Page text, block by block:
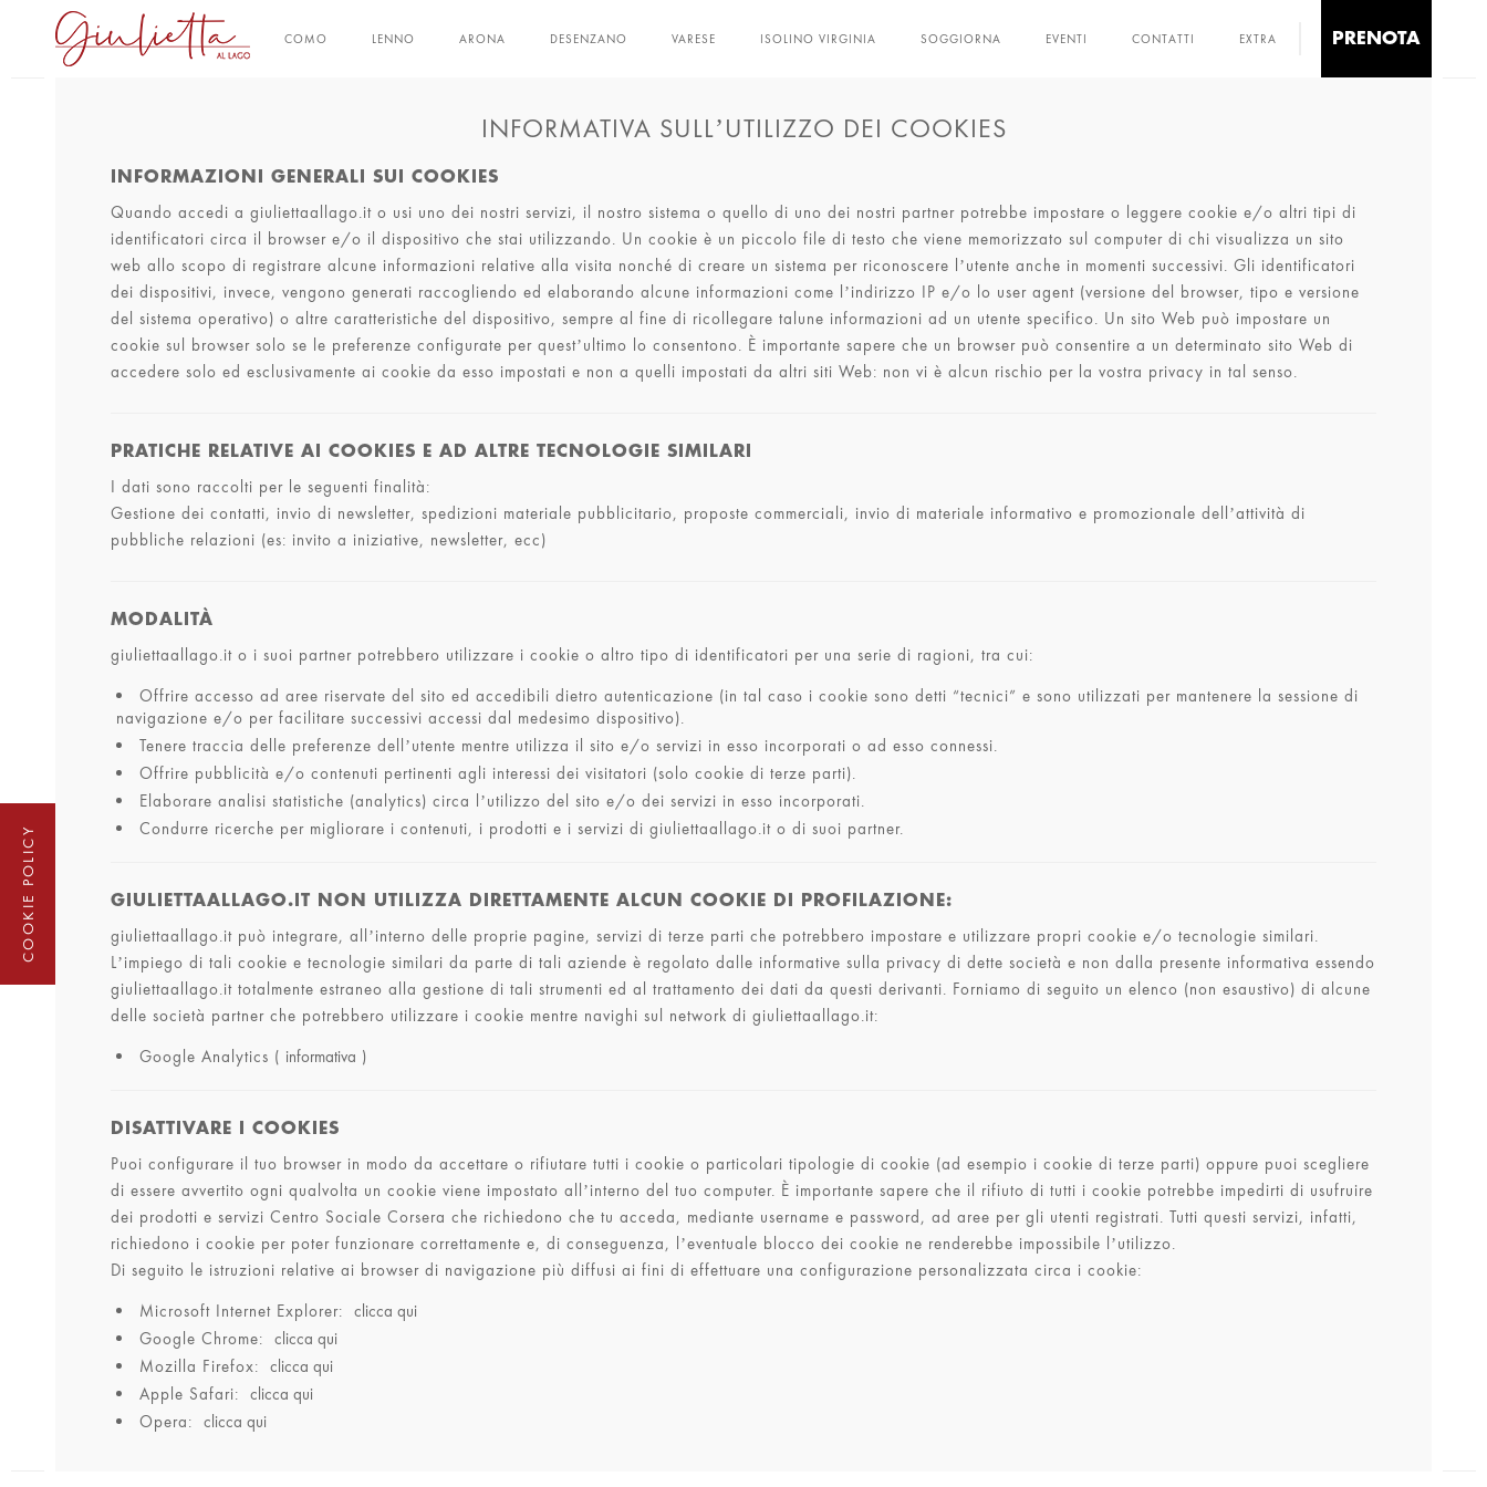
PRENOTA
COMO LENNO ARONA DESENZANO VARESE ISOLINO VIRGINIA SOGGIORNA EVENTI CONTATTI EXTRA
COOKIE POLICY
INFORMATIVA SULL’UTILIZZO DEI COOKIES
INFORMAZIONI GENERALI SUI COOKIES
Quando accedi a giuliettaallago.it o usi uno dei nostri servizi, il nostro sistema o quello di uno dei nostri partner potrebbe impostare o leggere cookie e/o altri tipi di
identificatori circa il browser e/o il dispositivo che stai utilizzando. Un cookie è un piccolo file di testo che viene memorizzato sul computer di chi visualizza un sito
web allo scopo di registrare alcune informazioni relative alla visita nonché di creare un sistema per riconoscere l’utente anche in momenti successivi. Gli identificatori
dei dispositivi, invece, vengono generati raccogliendo ed elaborando alcune informazioni come l’indirizzo IP e/o lo user agent (versione del browser, tipo e versione
del sistema operativo) o altre caratteristiche del dispositivo, sempre al fine di ricollegare talune informazioni ad un utente specifico. Un sito Web può impostare un
cookie sul browser solo se le preferenze configurate per quest’ultimo lo consentono. È importante sapere che un browser può consentire a un determinato sito Web di
accedere solo ed esclusivamente ai cookie da esso impostati e non a quelli impostati da altri siti Web: non vi è alcun rischio per la vostra privacy in tal senso.
PRATICHE RELATIVE AI COOKIES E AD ALTRE TECNOLOGIE SIMILARI
I dati sono raccolti per le seguenti finalità:
Gestione dei contatti, invio di newsletter, spedizioni materiale pubblicitario, proposte commerciali, invio di materiale informativo e promozionale dell’attività di
pubbliche relazioni (es: invito a iniziative, newsletter, ecc)
MODALITÀ
giuliettaallago.it o i suoi partner potrebbero utilizzare i cookie o altro tipo di identificatori per una serie di ragioni, tra cui:
Offrire accesso ad aree riservate del sito ed accedibili dietro autenticazione (in tal caso i cookie sono detti “tecnici” e sono utilizzati per mantenere la sessione di
navigazione e/o per facilitare successivi accessi dal medesimo dispositivo).
Tenere traccia delle preferenze dell’utente mentre utilizza il sito e/o servizi in esso incorporati o ad esso connessi.
Offrire pubblicità e/o contenuti pertinenti agli interessi dei visitatori (solo cookie di terze parti).
Elaborare analisi statistiche (analytics) circa l’utilizzo del sito e/o dei servizi in esso incorporati.
Condurre ricerche per migliorare i contenuti, i prodotti e i servizi di giuliettaallago.it o di suoi partner.
GIULIETTAALLAGO.IT NON UTILIZZA DIRETTAMENTE ALCUN COOKIE DI PROFILAZIONE:
giuliettaallago.it può integrare, all’interno delle proprie pagine, servizi di terze parti che potrebbero impostare e utilizzare propri cookie e/o tecnologie similari.
L’impiego di tali cookie e tecnologie similari da parte di tali aziende è regolato dalle informative sulla privacy di dette società e non dalla presente informativa essendo
giuliettaallago.it totalmente estraneo alla gestione di tali strumenti ed al trattamento dei dati da questi derivanti. Forniamo di seguito un elenco (non esaustivo) di alcune
delle società partner che potrebbero utilizzare i cookie mentre navighi sul network di giuliettaallago.it:
Google Analytics ( informativa )
DISATTIVARE I COOKIES
Puoi configurare il tuo browser in modo da accettare o rifiutare tutti i cookie o particolari tipologie di cookie (ad esempio i cookie di terze parti) oppure puoi scegliere
di essere avvertito ogni qualvolta un cookie viene impostato all’interno del tuo computer. È importante sapere che il rifiuto di tutti i cookie potrebbe impedirti di usufruire
dei prodotti e servizi Centro Sociale Corsera che richiedono che tu acceda, mediante username e password, ad aree per gli utenti registrati. Tutti questi servizi, infatti,
richiedono i cookie per poter funzionare correttamente e, di conseguenza, l’eventuale blocco dei cookie ne renderebbe impossibile l’utilizzo.
Di seguito le istruzioni relative ai browser di navigazione più diffusi ai fini di effettuare una configurazione personalizzata circa i cookie:
Microsoft Internet Explorer: clicca qui
Google Chrome: clicca qui
Mozilla Firefox: clicca qui
Apple Safari: clicca qui
Opera: clicca qui